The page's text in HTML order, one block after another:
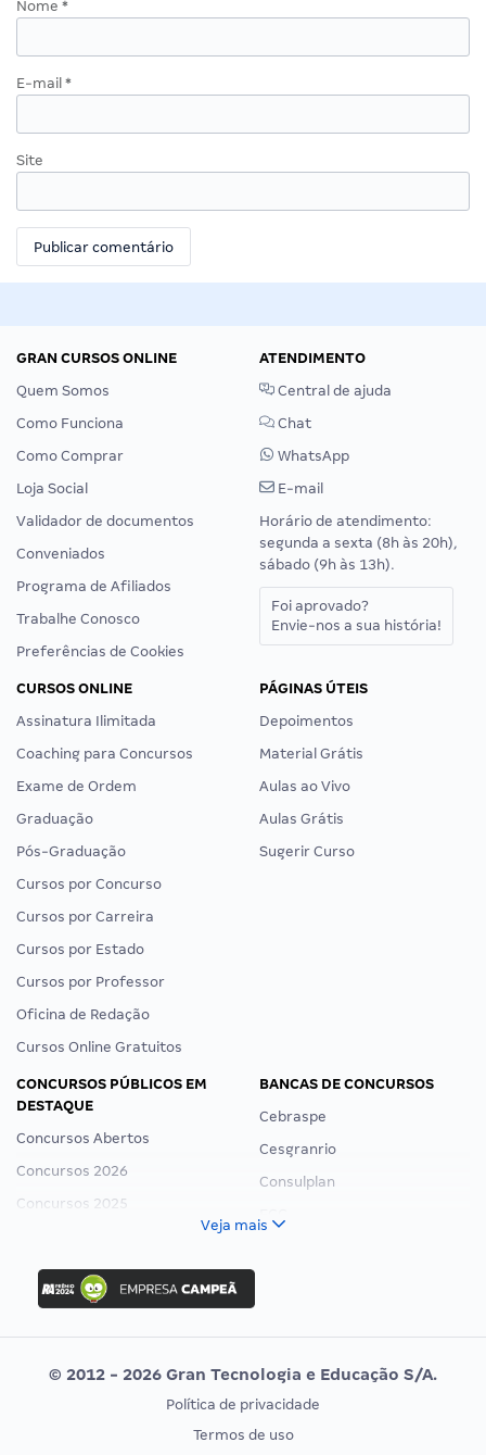
Nome *
E-mail *
Site
GRAN CURSOS ONLINE
Quem Somos
Como Funciona
Como Comprar
Loja Social
Validador de documentos
Conveniados
Programa de Afiliados
Trabalhe Conosco
Preferências de Cookies
ATENDIMENTO
Central de ajuda
Chat
WhatsApp
E-mail
Horário de atendimento:
segunda a sexta (8h às 20h),
sábado (9h às 13h).
Foi aprovado?
Envie-nos a sua história!
CURSOS ONLINE
Assinatura Ilimitada
Coaching para Concursos
Exame de Ordem
Graduação
Pós-Graduação
Cursos por Concurso
Cursos por Carreira
Cursos por Estado
Cursos por Professor
Oficina de Redação
Cursos Online Gratuitos
PÁGINAS ÚTEIS
Depoimentos
Material Grátis
Aulas ao Vivo
Aulas Grátis
Sugerir Curso
CONCURSOS PÚBLICOS EM
DESTAQUE
Concursos Abertos
Concursos 2026
Concursos 2025
Concurso Nacional Unificado
Concurso Ibama
Concurso MPU
Editais publicados
BANCAS DE CONCURSOS
Cebraspe
Cesgranrio
Consulplan
Vunesp
CONCURSOS POR PROFISSÃO
EXAME DE ORDEM
Veja mais
© 2012 - 2026 Gran Tecnologia e Educação S/A.
Política de privacidade
Termos de uso